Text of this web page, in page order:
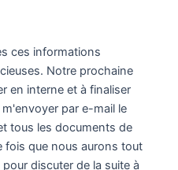
ces informations
Notre prochaine
en interne et à finaliser
par e-mail le
tous les documents de
fois que nous aurons tout
discuter de la suite à